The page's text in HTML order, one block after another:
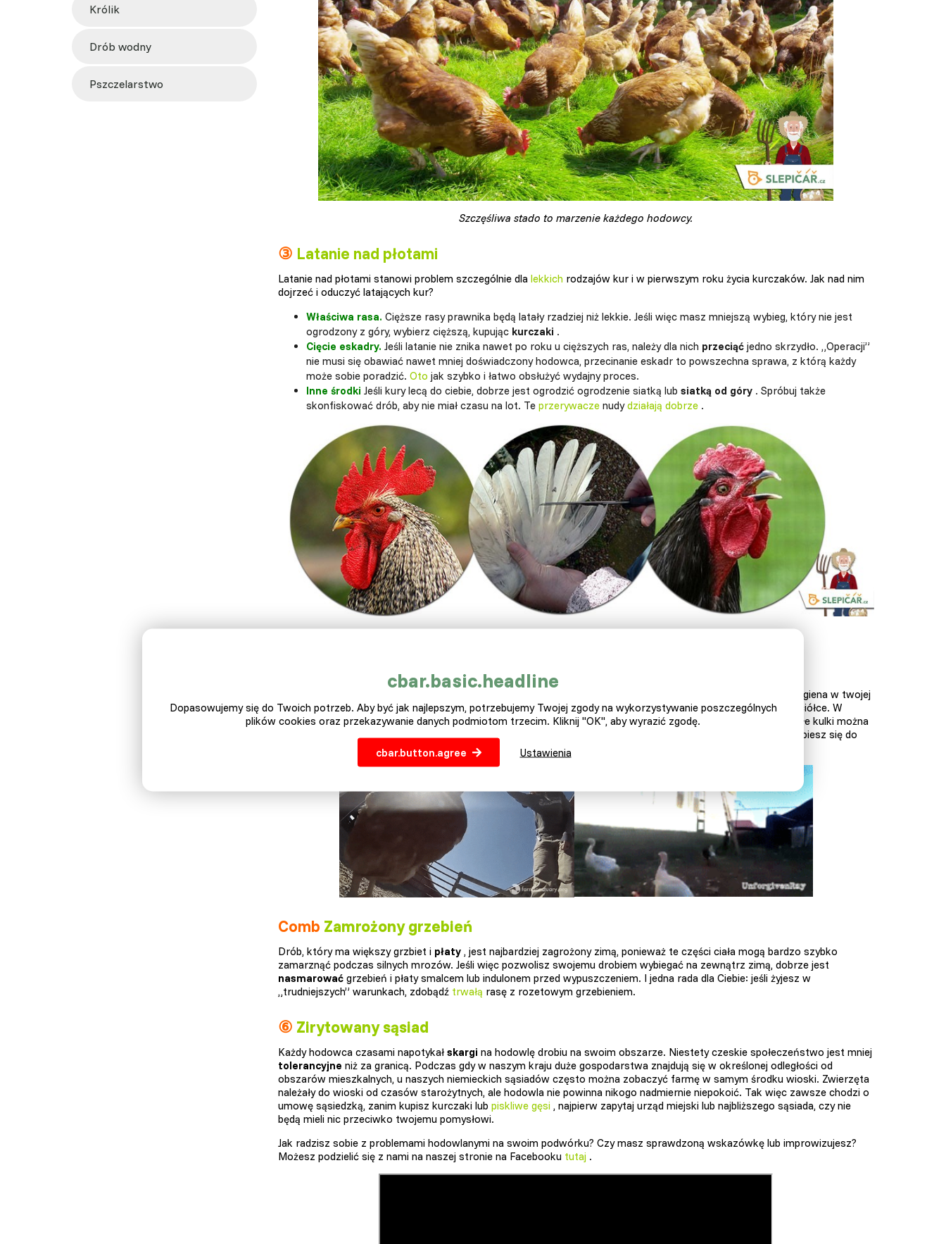
królik
drób wodny
pszczelarstwo
Szczęśliwa stado to marzenie każdego hodowcy.
③ Latanie nad płotami
Latanie nad płotami stanowi problem szczególnie dla lekkich rodzajów kur i w pierwszym roku życia kurczaków. Jak nad nim
dojrzeć i oduczyć latających kur?
Właściwa rasa. Cięższe rasy prawnika będą latały rzadziej niż lekkie. Jeśli więc masz mniejszą wybieg, który nie jest
ogrodzony z góry, wybierz cięższą, kupując kurczaki .
Cięcie eskadry. Jeśli latanie nie znika nawet po roku u cięższych ras, należy dla nich przeciąćjedno skrzydło. „Operacji”
nie musi się obawiać nawet mniej doświadczony hodowca, przecinanie eskadr to powszechna sprawa, z którą każdy
może sobie poradzić. Oto jak szybko i łatwo obsłużyć wydajny proces.
Inne środki Jeśli kury lecą do ciebie, dobrze jest ogrodzić ogrodzenie siatką lub siatką od góry. Spróbuj także
skonfiskować drób, aby nie miał czasu na lot. Te przerywaczenudydziałają dobrze.
kurczaków znajdują się złogi w kształcie kulek? Następnie, niestety, musimy powiedzieć, że higiena w twojej
hodowli jest niewystarczająca, ponieważ te kulki na palcach powstają zkału, który znajduje się w padoku lub ściółce. W
żadnym wypadku nie należy wyciągać powstałych piłek z drobiu, ponieważ może to uszkodzić brudny pazur. Małe kulki można
w letniej wodzie. Jeśli możesz to zrobić bezboleśnie, natychmiast spiesz się do
czyszczenia wybiegu i stajni.
Comb Zamrożony grzebień
Drób, który ma większy grzbiet i płaty, jest najbardziej zagrożony zimą, ponieważ te części ciała mogą bardzo szybko
zamarznąć podczas silnych mrozów. Jeśli więc pozwolisz swojemu drobiem wybiegać na zewnątrz zimą, dobrze jest
nasmarowaćgrzebień i płaty smalcem lub indulonem przed wypuszczeniem. I jedna rada dla Ciebie: jeśli żyjesz w
„trudniejszych” warunkach, zdobądź trwałą rasę z rozetowym grzebieniem.
⑥ Zirytowany sąsiad
Każdy hodowca czasami napotykał skargi na hodowlę drobiu na swoim obszarze. Niestety czeskie społeczeństwo jest mniej
tolerancyjne niż za granicą. Podczas gdy w naszym kraju duże gospodarstwa znajdują się w określonej odległości od
obszarów mieszkalnych, u naszych niemieckich sąsiadów często można zobaczyć farmę w samym środku wioski. Zwierzęta
należały do wioski od czasów starożytnych, ale hodowla nie powinna nikogo nadmiernie niepokoić. Tak więc zawsze chodzi o
umowę sąsiedzką, zanim kupisz kurczaki lub piskliwe gęsi , najpierw zapytaj urząd miejski lub najbliższego sąsiada, czy nie
będą mieli nic przeciwko twojemu pomysłowi.
Jak radzisz sobie z problemami hodowlanymi na swoim podwórku? Czy masz sprawdzoną wskazówkę lub improwizujesz?
Możesz podzielić się z nami na naszej stronie na Facebooku tutaj .
cbar.basic.headline
Dopasowujemy się do Twoich potrzeb. Aby być jak najlepszym, potrzebujemy Twojej zgody na wykorzystywanie poszczególnych
plików cookies oraz przekazywanie danych podmiotom trzecim. Kliknij "OK", aby wyrazić zgodę.
cbar.button.agree Ustawienia